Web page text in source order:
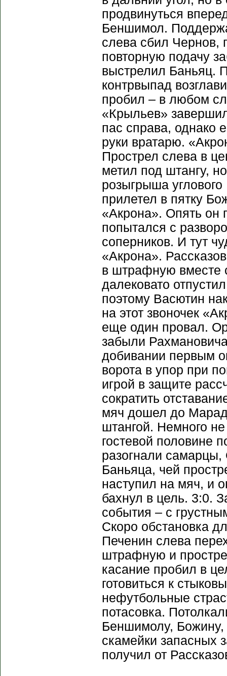
продвинуться
Беншимол.
слева сбил Чернов,
повторную подачу
выстрелил Баньяц.
контрвыпад
пробил – в любом
«Крыльев»
пас справа, однако
руки вратарю.
Прострел слева в
метил под штангу,
розыгрыша
прилетел в пятку
«Акрона». Опять он
попытался с
соперников. И тут
«Акрона».
в штрафную вместе
далековато
поэтому Васютин
на этот звоночек
еще один провал.
забыли
добивании первым
ворота в упор при
игрой в защите
сократить
мяч дошел до
штангой. Немного
гостевой половине
разогнали самарцы,
Баньяца, чей
наступил на мяч, и
бахнул в цель. 3:0.
события – с
Скоро обстановка
Печенин слева
штрафную и
касание пробил в
готовиться к
нефутбольные
потасовка.
Беншимолу, Божину,
скамейки запасных
получил от